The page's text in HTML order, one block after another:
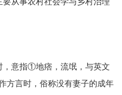
，意指①地痞，流氓，与英文
方言时，俗称没有妻子的成年